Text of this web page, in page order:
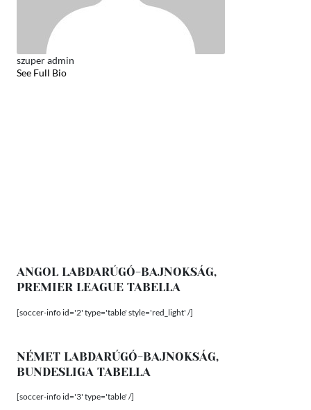
szuper admin
See Full Bio
ANGOL LABDARÚGÓ-BAJNOKSÁG,
PREMIER LEAGUE TABELLA
[soccer-info id='2' type='table' style='red_light' /]
NÉMET LABDARÚGÓ-BAJNOKSÁG,
BUNDESLIGA TABELLA
[soccer-info id='3' type='table' /]